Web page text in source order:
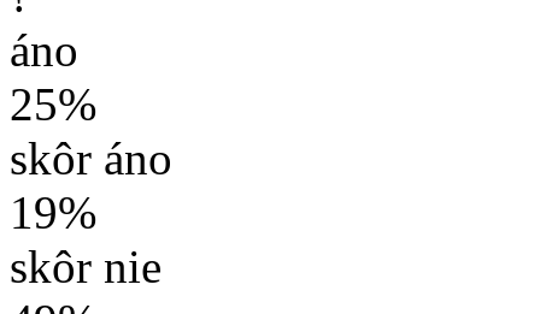
áno
25%
skôr áno
19%
skôr nie